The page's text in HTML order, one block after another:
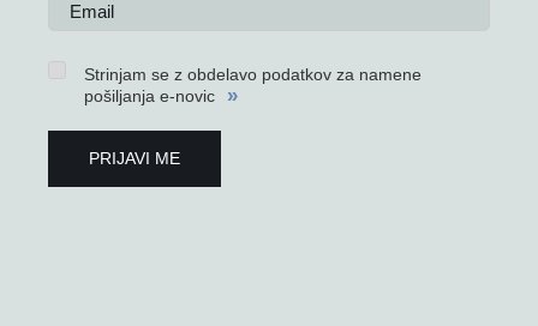
Strinjam se z obdelavo podatkov za namene
pošiljanja e-novic
»
PRIJAVI ME